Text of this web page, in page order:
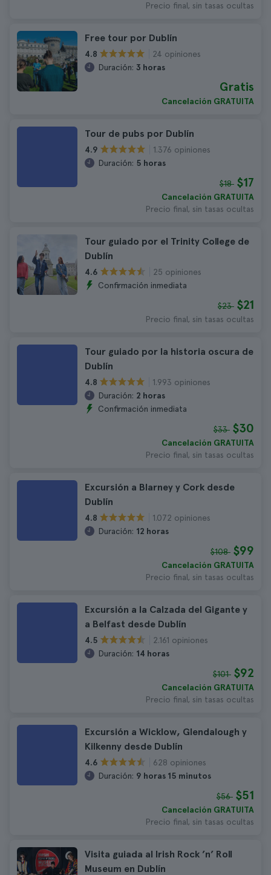
Precio final, sin tasas ocultas
Free tour por Dublín
4.8
24 opiniones
Duración: 3 horas
Gratis
Cancelación GRATUITA
Tour de pubs por Dublín
4.9
1.376 opiniones
Duración: 5 horas
$18 $17
Cancelación GRATUITA
Precio final, sin tasas ocultas
Tour guiado por el Trinity College de
Dublín
4.6
25 opiniones
Confirmación inmediata
$23 $21
Precio final, sin tasas ocultas
Tour guiado por la historia oscura de
Dublín
4.8
1.993 opiniones
Duración: 2 horas
Confirmación inmediata
$33 $30
Cancelación GRATUITA
Precio final, sin tasas ocultas
Excursión a Blarney y Cork desde
Dublín
4.8
1.072 opiniones
Duración: 12 horas
$108 $99
Cancelación GRATUITA
Precio final, sin tasas ocultas
Excursión a la Calzada del Gigante y
a Belfast desde Dublín
4.5
2.161 opiniones
Duración: 14 horas
$101 $92
Cancelación GRATUITA
Precio final, sin tasas ocultas
Excursión a Wicklow, Glendalough y
Kilkenny desde Dublín
4.6
628 opiniones
Duración: 9 horas 15 minutos
$56 $51
Cancelación GRATUITA
Precio final, sin tasas ocultas
Visita guiada al Irish Rock ’n’ Roll
Museum en Dublín